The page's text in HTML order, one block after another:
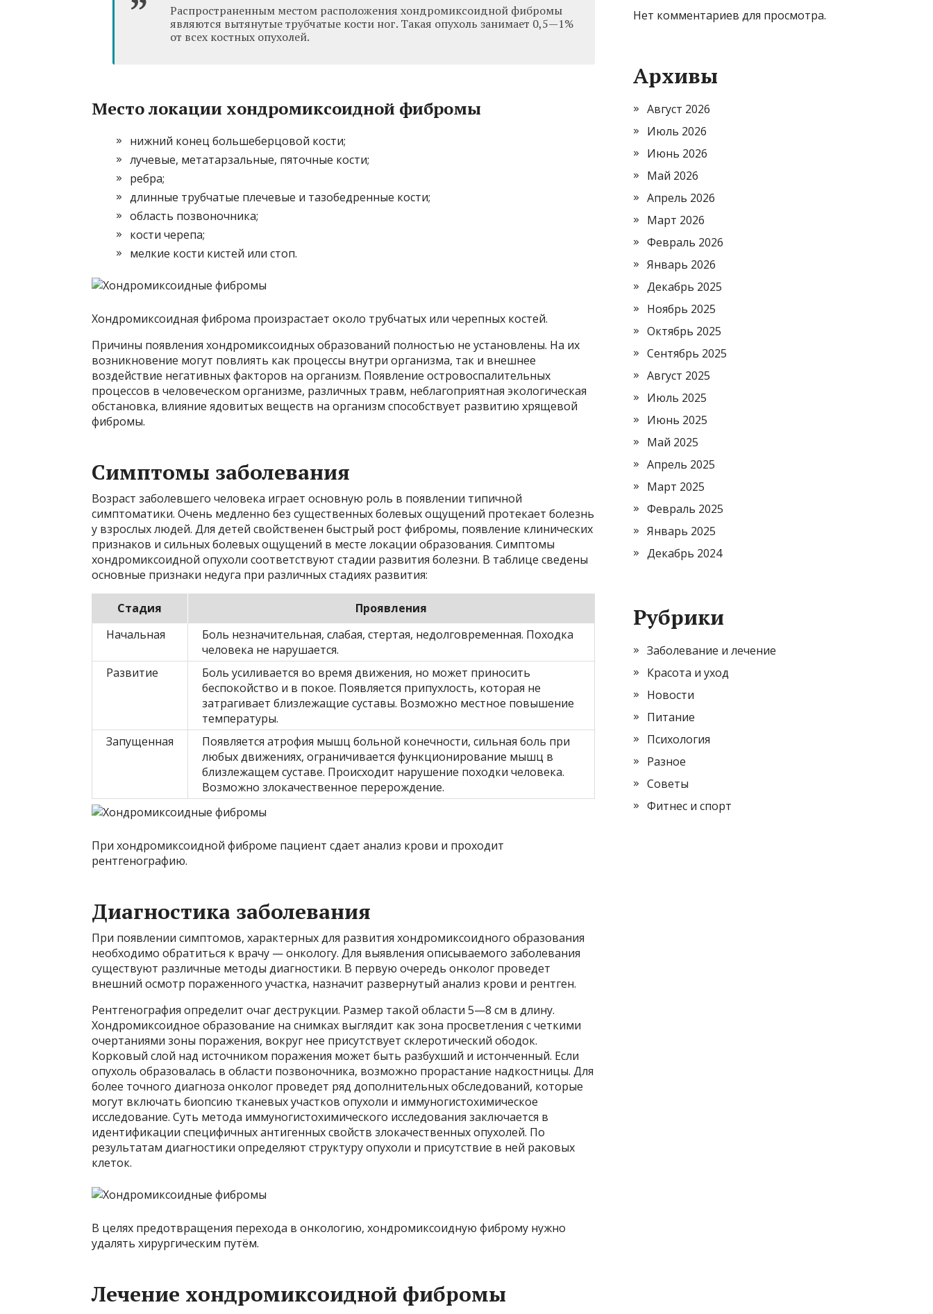
Распространенным местом расположения хондромиксоидной фибромы
являются вытянутые трубчатые кости ног. Такая опухоль занимает 0,5—1%
от всех костных опухолей.
Место локации хондромиксоидной фибромы
нижний конец большеберцовой кости;
лучевые, метатарзальные, пяточные кости;
ребра;
длинные трубчатые плечевые и тазобедренные кости;
область позвоночника;
кости черепа;
мелкие кости кистей или стоп.
Хондромиксоидная фиброма произрастает около трубчатых или черепных костей.
Причины появления хондромиксоидных образований полностью не установлены. На их
возникновение могут повлиять как процессы внутри организма, так и внешнее
воздействие негативных факторов на организм. Появление островоспалительных
процессов в человеческом организме, различных травм, неблагоприятная экологическая
обстановка, влияние ядовитых веществ на организм способствует развитию хрящевой
фибромы.
Симптомы заболевания
Возраст заболевшего человека играет основную роль в появлении типичной
симптоматики. Очень медленно без существенных болевых ощущений протекает болезнь
у взрослых людей. Для детей свойственен быстрый рост фибромы, появление клинических
признаков и сильных болевых ощущений в месте локации образования. Симптомы
хондромиксоидной опухоли соответствуют стадии развития болезни. В таблице сведены
основные признаки недуга при различных стадиях развития:
Стадия
Проявления
Начальная
Боль незначительная, слабая, стертая, недолговременная. Походка
человека не нарушается.
Развитие
Боль усиливается во время движения, но может приносить
беспокойство и в покое. Появляется припухлость, которая не
затрагивает близлежащие суставы. Возможно местное повышение
температуры.
Запущенная
Появляется атрофия мышц больной конечности, сильная боль при
любых движениях, ограничивается функционирование мышц в
близлежащем суставе. Происходит нарушение походки человека.
Возможно злокачественное перерождение.
При хондромиксоидной фиброме пациент сдает анализ крови и проходит
рентгенографию.
Диагностика заболевания
При появлении симптомов, характерных для развития хондромиксоидного образования
необходимо обратиться к врачу — онкологу. Для выявления описываемого заболевания
существуют различные методы диагностики. В первую очередь онколог проведет
внешний осмотр пораженного участка, назначит развернутый анализ крови и рентген.
Рентгенография определит очаг деструкции. Размер такой области 5—8 см в длину.
Хондромиксоидное образование на снимках выглядит как зона просветления с четкими
очертаниями зоны поражения, вокруг нее присутствует склеротический ободок.
Корковый слой над источником поражения может быть разбухший и истонченный. Если
опухоль образовалась в области позвоночника, возможно прорастание надкостницы. Для
более точного диагноза онколог проведет ряд дополнительных обследований, которые
могут включать биопсию тканевых участков опухоли и иммуногистохимическое
исследование. Суть метода иммуногистохимического исследования заключается в
идентификации специфичных антигенных свойств злокачественных опухолей. По
результатам диагностики определяют структуру опухоли и присутствие в ней раковых
клеток.
В целях предотвращения перехода в онкологию, хондромиксоидную фиброму нужно
удалять хирургическим путём.
Лечение хондромиксоидной фибромы
Нет комментариев для просмотра.
Архивы
Август 2026
Июль 2026
Июнь 2026
Май 2026
Апрель 2026
Март 2026
Февраль 2026
Январь 2026
Декабрь 2025
Ноябрь 2025
Октябрь 2025
Сентябрь 2025
Август 2025
Июль 2025
Июнь 2025
Май 2025
Апрель 2025
Март 2025
Февраль 2025
Январь 2025
Декабрь 2024
Рубрики
Заболевание и лечение
Красота и уход
Новости
Питание
Психология
Разное
Советы
Фитнес и спорт